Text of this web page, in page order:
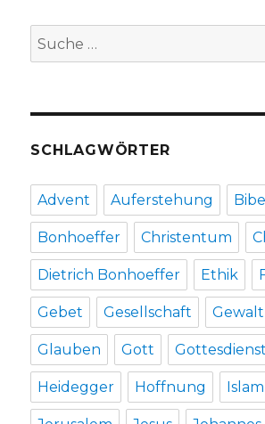
Suche
nach:
SCHLAGWÖRTER
Advent Auferstehung Bibel
Bonhoeffer Christentum
Dietrich Bonhoeffer Ethik
Gebet Gesellschaft Gewalt
Glauben Gott Gottesdienst
Heidegger Hoffnung Islam